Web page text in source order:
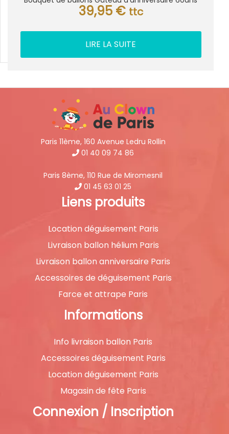
39,95 € ttc
LIRE LA SUITE
Paris 11ème, 160 Avenue Ledru Rollin
01 40 09 74 86
Paris 8ème, 110 Rue de Miromesnil
01 45 63 01 25
Liens produits
Location déguisement Paris
Livraison ballon hélium Paris
Livraison ballon anniversaire Paris
Accessoires de déguisement Paris
Farce et attrape Paris
Informations
Info livraison ballon Paris
Accessoires déguisement Paris
Location déguisement Paris
Magasin de fête Paris
Connexion / Inscription